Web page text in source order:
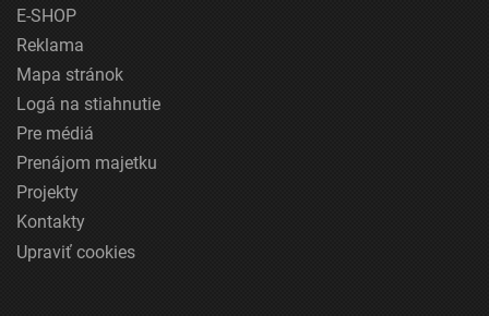
E-SHOP
Reklama
Mapa stránok
Logá na stiahnutie
Pre médiá
Prenájom majetku
Projekty
Kontakty
Upraviť cookies